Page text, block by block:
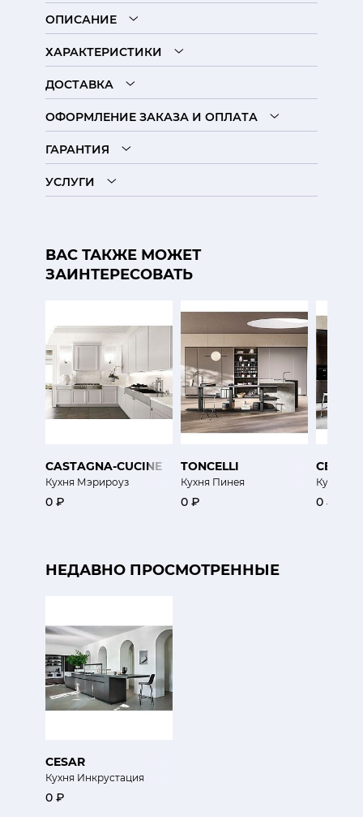
ОПИСАНИЕ
ХАРАКТЕРИСТИКИ
ДОСТАВКА
ОФОРМЛЕНИЕ ЗАКАЗА И ОПЛАТА
ГАРАНТИЯ
УСЛУГИ
ВАС ТАКЖЕ МОЖЕТ
ЗАИНТЕРЕСОВАТЬ
CASTAGNA-CUCINE
Кухня Мэрироуз
0 ₽
TONCELLI
Кухня Пинея
0 ₽
CESAR
Кухня
0 ₽
НЕДАВНО ПРОСМОТРЕННЫЕ
CESAR
Кухня Инкрустация
0 ₽